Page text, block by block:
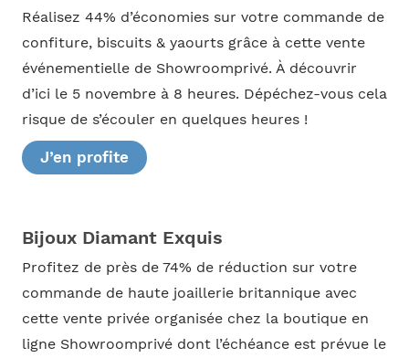
Réalisez 44% d’économies sur votre commande de
confiture, biscuits & yaourts grâce à cette vente
événementielle de Showroomprivé. À découvrir
d’ici le 5 novembre à 8 heures. Dépéchez-vous cela
risque de s’écouler en quelques heures !
J’en profite
Bijoux Diamant Exquis
Profitez de près de 74% de réduction sur votre
commande de haute joaillerie britannique avec
cette vente privée organisée chez la boutique en
ligne Showroomprivé dont l’échéance est prévue le